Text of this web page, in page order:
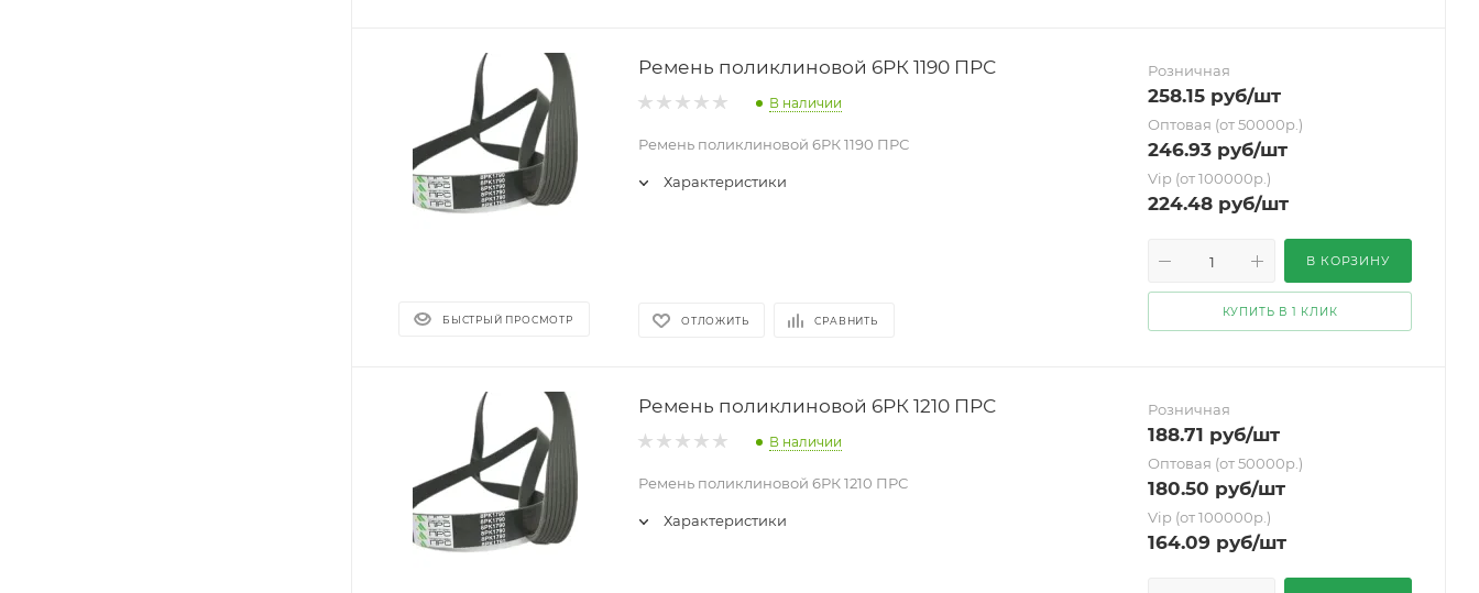
БЫСТРЫЙ ПРОСМОТР
Ремень поликлиновой 6РК 1190 ПРС
В наличии
Ремень поликлиновой 6РК 1190 ПРС
Характеристики
ОТЛОЖИТЬ СРАВНИТЬ
Розничная
258.15 руб/шт
Оптовая (от 50000р.)
246.93 руб/шт
Vip (от 100000р.)
224.48 руб/шт
В КОРЗИНУ
КУПИТЬ В 1 КЛИК
Ремень поликлиновой 6РК 1210 ПРС
В наличии
Ремень поликлиновой 6РК 1210 ПРС
Характеристики
Розничная
188.71 руб/шт
Оптовая (от 50000р.)
180.50 руб/шт
Vip (от 100000р.)
164.09 руб/шт